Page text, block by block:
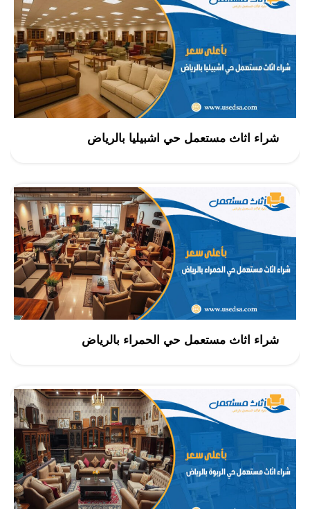
شراء اثاث مستعمل حي اشبيليا بالرياض
شراء اثاث مستعمل حي الحمراء بالرياض